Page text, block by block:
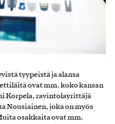
tyypeistä ja alansa
ovat mm. koko kansan
Korpela, ravintolayrittäjä
Nousiainen, joka on myös
osakkaita ovat mm.